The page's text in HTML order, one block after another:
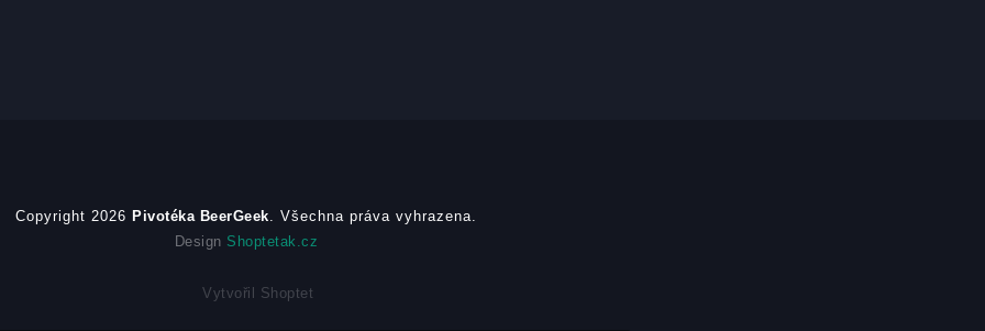
Copyright 2026Pivotéka BeerGeek . Všechna práva vyhrazena.
Design Shoptetak.cz
Vytvořil Shoptet